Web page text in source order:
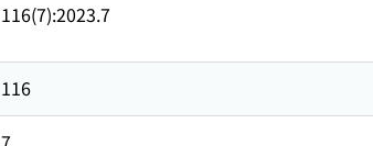
116(7):2023.7
116